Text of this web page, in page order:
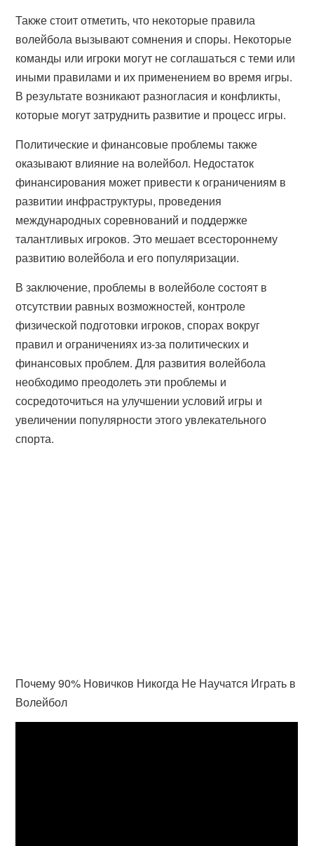
Также стоит отметить, что некоторые правила
волейбола вызывают сомнения и споры. Некоторые
команды или игроки могут не соглашаться с теми или
иными правилами и их применением во время игры.
В результате возникают разногласия и конфликты,
которые могут затруднить развитие и процесс игры.
Политические и финансовые проблемы также
оказывают влияние на волейбол. Недостаток
финансирования может привести к ограничениям в
развитии инфраструктуры, проведения
международных соревнований и поддержке
талантливых игроков. Это мешает всестороннему
развитию волейбола и его популяризации.
В заключение, проблемы в волейболе состоят в
отсутствии равных возможностей, контроле
физической подготовки игроков, спорах вокруг
правил и ограничениях из-за политических и
финансовых проблем. Для развития волейбола
необходимо преодолеть эти проблемы и
сосредоточиться на улучшении условий игры и
увеличении популярности этого увлекательного
спорта.
Почему 90% Новичков Никогда Не Научатся Играть в
Волейбол